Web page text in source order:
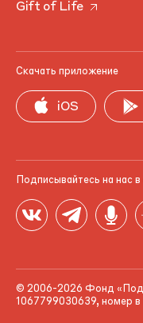
Gift of Life
Скачать приложение
iOS
Подписывайтесь на нас
© 2006-2026 Фонд
1067799030639, номер